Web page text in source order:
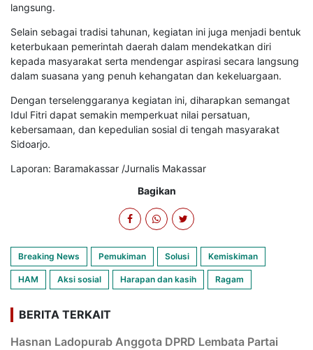
langsung.
Selain sebagai tradisi tahunan, kegiatan ini juga menjadi bentuk
keterbukaan pemerintah daerah dalam mendekatkan diri
kepada masyarakat serta mendengar aspirasi secara langsung
dalam suasana yang penuh kehangatan dan kekeluargaan.
Dengan terselenggaranya kegiatan ini, diharapkan semangat
Idul Fitri dapat semakin memperkuat nilai persatuan,
kebersamaan, dan kepedulian sosial di tengah masyarakat
Sidoarjo.
Laporan: Baramakassar /Jurnalis Makassar
Bagikan
Breaking News Pemukiman Solusi Kemiskiman
HAM Aksi sosial Harapan dan kasih Ragam
BERITA TERKAIT
Hasnan Ladopurab Anggota DPRD Lembata Partai